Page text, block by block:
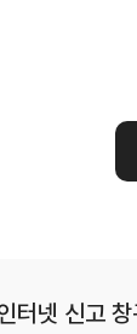
터넷 신고